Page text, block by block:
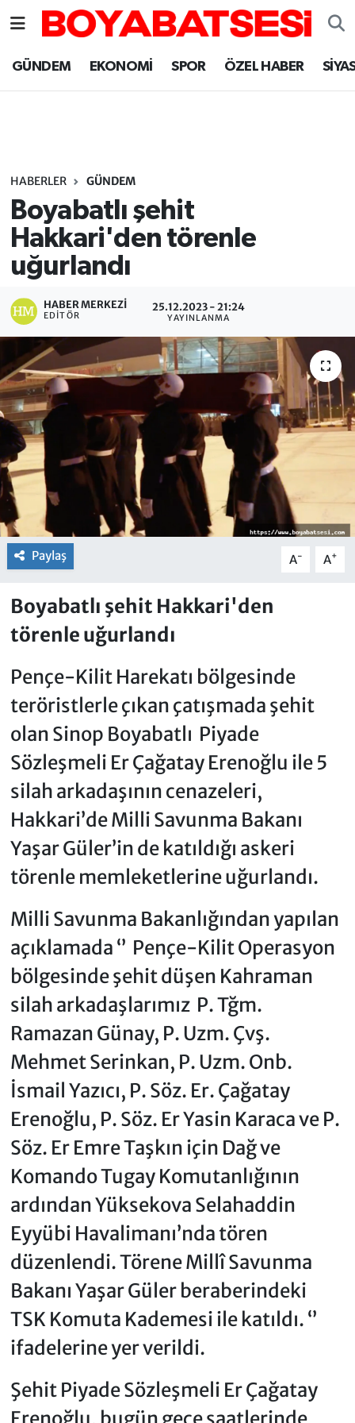
GÜNDEM EKONOMİ SPOR ÖZEL HABER
HABERLER GÜNDEM
Boyabatlı şehit
Hakkari'den törenle
uğurlandı
HABER MERKEZI
EDITÖR
25.12.2023 - 21:24
YAYINLANMA
Paylaş A- A+
Boyabatlı şehit Hakkari'den
törenle uğurlandı
Pençe-Kilit Harekatı bölgesinde
teröristlerle çıkan çatışmada şehit
olan Sinop Boyabatlı Piyade
Sözleşmeli Er Çağatay Erenoğlu ile 5
silah arkadaşının cenazeleri,
Hakkari’de Milli Savunma Bakanı
Yaşar Güler’in de katıldığı askeri
törenle memleketlerine uğurlandı.
Milli Savunma Bakanlığından yapılan
açıklamada ‘’ Pençe-Kilit Operasyon
bölgesinde şehit düşen Kahraman
silah arkadaşlarımız P. Tğm.
Ramazan Günay, P. Uzm. Çvş.
Mehmet Serinkan, P. Uzm. Onb.
İsmail Yazıcı, P. Söz. Er. Çağatay
Erenoğlu, P. Söz. Er Yasin Karaca ve P.
Söz. Er Emre Taşkın için Dağ ve
Komando Tugay Komutanlığının
ardından Yüksekova Selahaddin
Eyyübi Havalimanı’nda tören
düzenlendi. Törene Millî Savunma
Bakanı Yaşar Güler beraberindeki
TSK Komuta Kademesi ile katıldı. ‘’
ifadelerine yer verildi.
Şehit Piyade Sözleşmeli Er Çağatay
Sinop Nöbetçi Eczaneler
Sinop Trafik Yoğunluk Haritası
Süper Lig Puan Durumu ve Fikstür
Tüm Manşetler
Son Dakika Haberleri
Haber Arşivi